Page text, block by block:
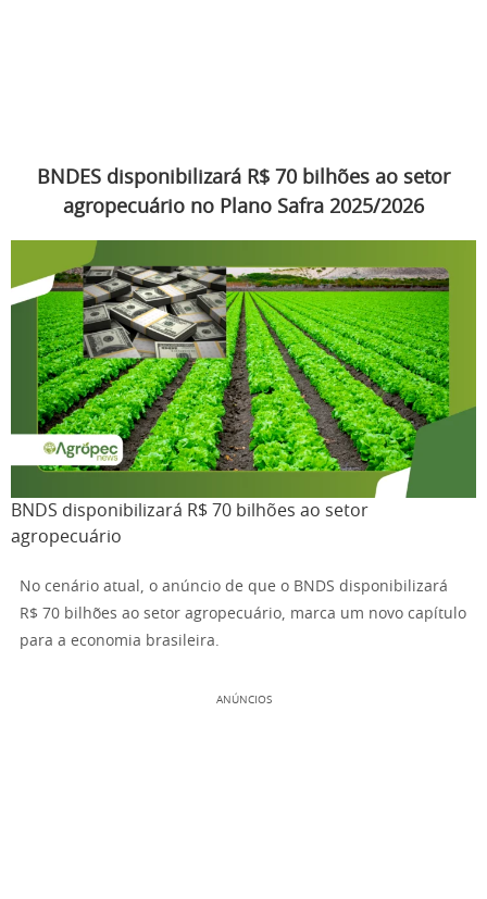
BNDES disponibilizará R$ 70 bilhões ao setor
agropecuário no Plano Safra 2025/2026
BNDS disponibilizará R$ 70 bilhões ao setor
agropecuário
No cenário atual, o anúncio de que o BNDS disponibilizará
R$ 70 bilhões ao setor agropecuário, marca um novo capítulo
para a economia brasileira.
ANÚNCIOS